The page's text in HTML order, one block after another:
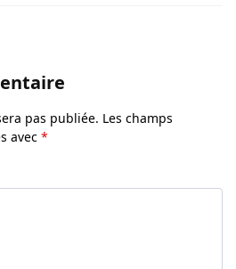
pas publiée. Les champs
avec *